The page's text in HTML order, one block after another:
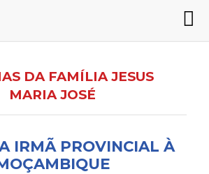
DA FAMÍLIA JESUS
MARIA JOSÉ
IRMÃ PROVINCIAL À